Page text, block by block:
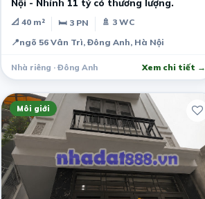
Nội - Nhỉnh 11 tỷ có thương lượng.
📐 40 m² 🛏 3 PN
🚿 3 WC
📍ngõ 56 Vân Trì, Đông Anh, Hà Nội
Nhà riêng · Đông Anh Xem chi tiết →
Môi giới